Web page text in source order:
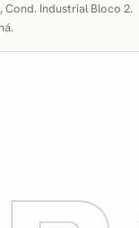
Cond. Industrial Bloco 2.